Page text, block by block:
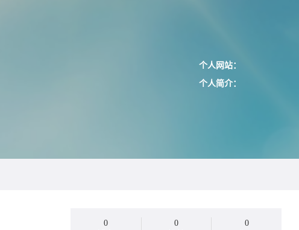
个人网站：
个人简介：
0
0
0